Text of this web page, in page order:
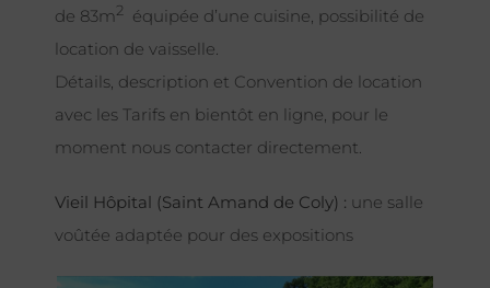
de 83m2
équipée d’une cuisine, possibilité de
location de vaisselle.
Détails, description et Convention de location
avec les Tarifs en bientôt en ligne, pour le
moment nous contacter directement.
Vieil Hôpital (Saint Amand de Coly) : une salle
voûtée adaptée pour des expositions